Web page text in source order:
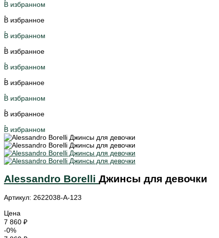
В избранном
В избранное
В избранном
В избранное
В избранном
В избранное
В избранном
В избранное
В избранном
Alessandro Borelli Джинсы для девочки
Артикул: 2622038-A-123
Цена
7 860 ₽
-0%